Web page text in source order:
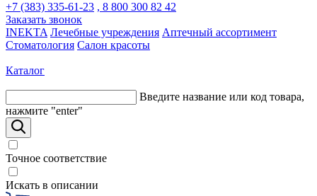
+7 (383) 335-61-23 , 8 800 300 82 42
Заказать звонок
INEKTA Лечебные учреждения Аптечный ассортимент
Стоматология Салон красоты
Каталог
Введите название или код товара,
нажмите "enter"
Точное соответствие
Искать в описании